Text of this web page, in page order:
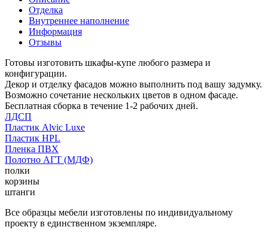
Отделка
Внутреннее наполнение
Информация
Отзывы
Готовы изготовить шкафы-купе любого размера и
конфигурации.
Декор и отделку фасадов можно выполнить под вашу задумку.
Возможно сочетание нескольких цветов в одном фасаде.
Бесплатная сборка в течение 1-2 рабочих дней.
ЛДСП
Пластик Alvic Luxe
Пластик HPL
Пленка ПВХ
Полотно АГТ (МДФ)
полки
корзины
штанги
Все образцы мебели изготовлены по индивидуальному
проекту в единственном экземпляре.